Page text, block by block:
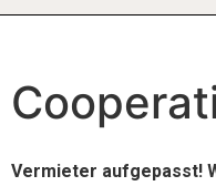
Vermieter aufgepasst!